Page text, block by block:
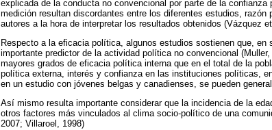
explicada de la conducta no convencional por parte de la
medición resultan discordantes entre los diferentes estudios,
autores a la hora de interpretar los resultados obtenidos (Vázquez
Respecto a la eficacia política, algunos estudios sostienen que,
importante predictor de la actividad política no convencional
mayores grados de eficacia política interna que en el total de la
política externa, interés y confianza en las instituciones políticas,
en un estudio con jóvenes belgas y canadienses, se pueden
Así mismo resulta importante considerar que la incidencia de la
otros factores más vinculados al clima socio-político de una
2007; Villaroel, 1998)